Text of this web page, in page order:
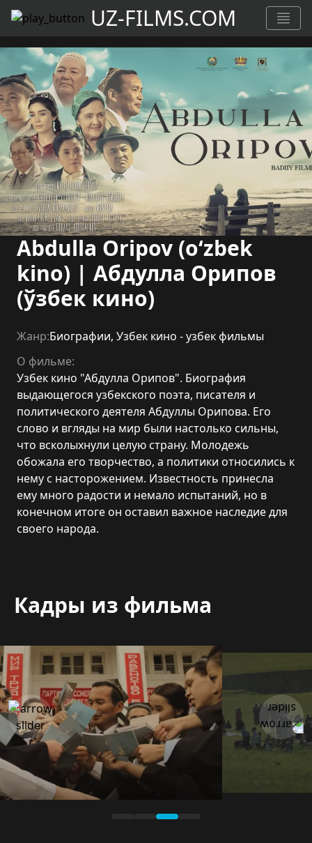
UZ-FILMS.COM
Abdulla Oripov (o‘zbek
kino) | Абдулла Oрипов
(ўзбек кино)
Жанр:Биографии, Узбек кино - узбек фильмы
О фильме:
Узбек кино "Абдулла Oрипов". Биография
выдающегося узбекского поэта, писателя и
политического деятеля Абдуллы Oрипова. Его
слово и вгляды на мир были настолько сильны,
что всколыхнули целую страну. Молодежь
обожала его творчество, а политики относились к
нему с насторожением. Известность принесла
ему много радости и немало испытаний, но в
конечном итоге он оставил важное наследие для
своего народа.
Кадры из фильма